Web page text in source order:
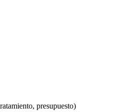
presupuesto)